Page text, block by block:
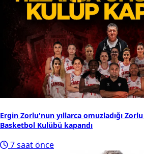
Ergin Zorlu'nun yıllarca omuzladığı
Basketbol Kulübü kapandı
7 saat önce